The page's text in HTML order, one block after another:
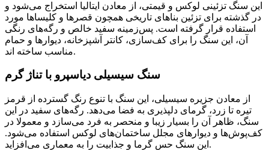
این سنگ تزئینی لوکس و قیمتی، از معادن ایتالیا استخراج می‌شود و
در گذشته برای تزئین بناهای تاریخی همچون قصرها و کلیساها مورد
استفاده قرار گرفته است. پس‌زمینه سفید خالص و رگه‌های رنگی
آن، این سنگ را برای کف‌سازی، کانتر آشپزخانه، دیوارها و حمام
مناسب ساخته اند.
سنگ سیسیلی دیاسپرو با تناژ گرم
از معادن جزیره سیسیلی، این سنگ با تنوع رنگ گسترده از قرمز
تیره تا زرد، گرمای دلپذیری به فضا می‌دهد. رگه‌های سفید در این
سنگ، ظاهر آن را بسیار زیبا و منحصر به فرد می‌سازد و معمولا در
کف‌پوش‌ها و دیوارهای مجلل ساختمان‌های لوکس استفاده می‌شود.
این سنگ حس گرما و جذابیت را به معماری می‌افزاید.